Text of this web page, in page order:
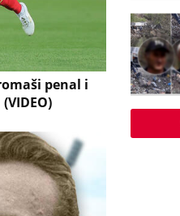
penal i